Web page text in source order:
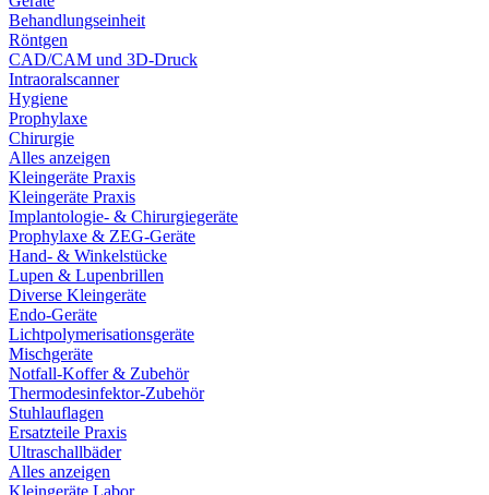
Behandlungseinheit
Röntgen
CAD/CAM und 3D-Druck
Intraoralscanner
Hygiene
Prophylaxe
Chirurgie
Alles anzeigen
Kleingeräte Praxis
Kleingeräte Praxis
Implantologie- & Chirurgiegeräte
Prophylaxe & ZEG-Geräte
Hand- & Winkelstücke
Lupen & Lupenbrillen
Diverse Kleingeräte
Endo-Geräte
Lichtpolymerisationsgeräte
Mischgeräte
Notfall-Koffer & Zubehör
Thermodesinfektor-Zubehör
Stuhlauflagen
Ersatzteile Praxis
Ultraschallbäder
Alles anzeigen
Kleingeräte Labor